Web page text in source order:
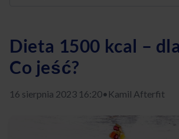
Dieta 1500 kcal –
Co jeść?
16 sierpnia 2023 16:20• Kamil Afterfit